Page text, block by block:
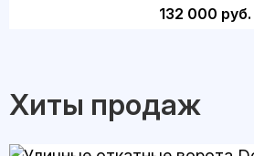
132 000 руб.
Хиты продаж